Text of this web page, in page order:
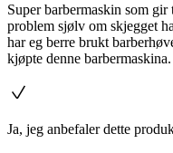
Super barbermaskin som
problem sjølv om skjegget
har eg berre brukt
kjøpte denne barbermaskina.
Ja, jeg anbefaler dette